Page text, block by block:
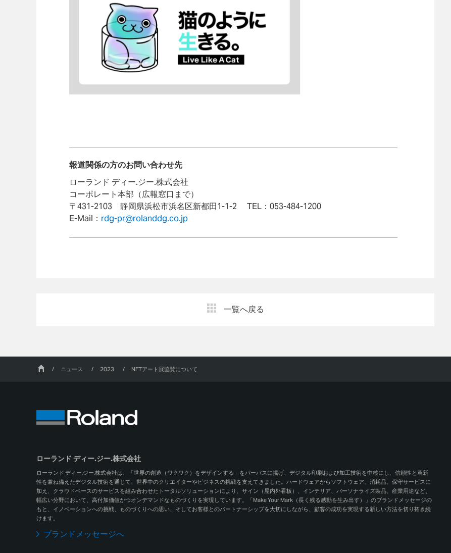
報道関係の方のお問い合わせ先
ローランド ディー.ジー.株式会社
コーポレート本部（広報窓口まで）
〒431-2103 静岡県浜松市浜名区新都田1-1-2 TEL：053-484-1200
E-Mail： rdg-pr@rolanddg.co.jp
一覧へ戻る
/ ニュース / 2023 / NFTアート展協賛について
ローランド ディー.ジー.株式会社
ローランド ディー.ジー.株式会社は、「世界の創造（ワクワク）をデザインする」をパーパスに掲げ、デジタル印刷および加工技術を中核にし、信頼性と革新
性を兼ね備えたデジタル技術を通じて、世界中のクリエイターやビジネスの挑戦を支えてきました。ハードウェアからソフトウェア、消耗品、保守サービスに
加え、クラウドベースのサービスを組み合わせたトータルソリューションにより、サイン（屋内外看板）、インテリア、パーソナライズ製品、産業用途など、
幅広い分野において、高付加価値かつオンデマンドなものづくりを実現しています。「Make Your Mark（長く残る感動を生み出す）」のブランドメッセージの
もと、イノベーションへの挑戦、ものづくりへの思い、そしてお客様とのパートナーシップを大切にしながら、顧客の成功を実現する新しい方法を切り拓き続
けます。
ブランドメッセージへ